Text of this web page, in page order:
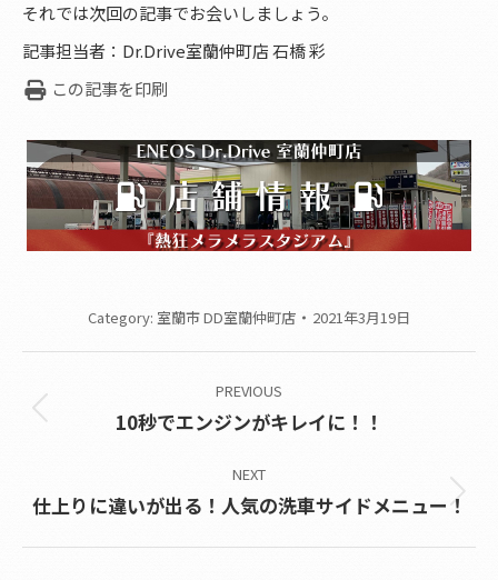
それでは次回の記事でお会いしましょう。
記事担当者：Dr.Drive室蘭仲町店 石橋 彩
この記事を印刷
Category: 室蘭市 DD室蘭仲町店 2021年3月19日
navigation
PREVIOUS
Previous
10秒でエンジンがキレイに！！
NEXT
Next
仕上りに違いが出る！人気の洗車サイドメニュー！